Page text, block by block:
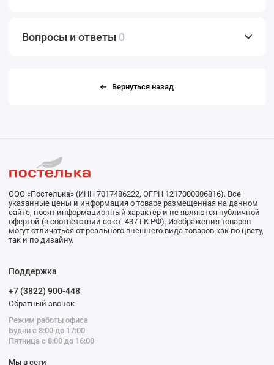
Вопросы и ответы 0
Вернуться назад
ООО «Постелька» (ИНН 7017486222, ОГРН 1217000006816). Все
указанные цены и информация о товаре размещенная на данном
сайте, носят информационный характер и не являются публичной
офертой (в соответствии со ст. 437 ГК РФ). Изображения товаров
могут отличаться от реального внешнего вида товаров как по цвету,
так и по дизайну.
Поддержка
+7 (3822) 900-448
Обратный звонок
Режим работы офиса
Будни с 8:00 до 17:00
Пятница с 8:00 до 16:00
Мы в сети